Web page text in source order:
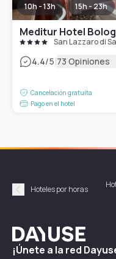
10h - 13h 15h - 23h
Meditur Hotel
San Lazzaro di
4.4/5|73 Opiniones
Cancelación gratuita
Pago en el hotel
Précédent
Hoteles por horas
Dayuse
¡Únete a la red